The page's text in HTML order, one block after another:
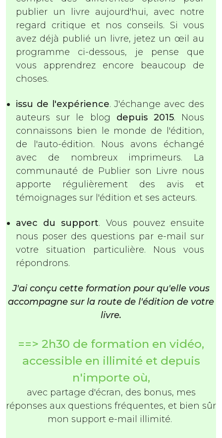
publier un livre aujourd'hui, avec notre
regard critique et nos conseils. Si vous
avez déjà publié un livre, jetez un œil au
programme ci-dessous, je pense que
vous apprendrez encore beaucoup de
choses.
issu de l'expérience. J'échange avec des
auteurs sur le blog depuis 2015. Nous
connaissons bien le monde de l'édition,
de l'auto-édition. Nous avons échangé
avec de nombreux imprimeurs. La
communauté de Publier son Livre nous
apporte régulièrement des avis et
témoignages sur l'édition et ses acteurs.
avec du support. Vous pouvez ensuite
nous poser des questions par e-mail sur
votre situation particulière. Nous vous
répondrons.
J'ai conçu cette formation pour qu'elle vous
accompagne sur la route de l'édition de votre
livre.
==> 2h30 de formation en vidéo,
accessible en illimité et depuis
n'importe où,
avec partage d'écran, des bonus, mes
réponses aux questions fréquentes, et bien sûr
mon support e-mail illimité.